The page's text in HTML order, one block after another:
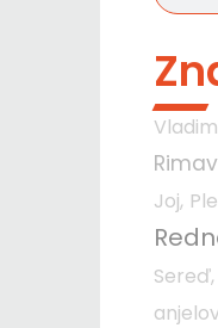
Joj,
Sereď,